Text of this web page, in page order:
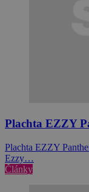
Plachta EZZY
Plachta EZZY
Ezzy…
Články